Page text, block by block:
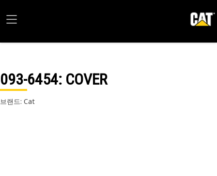
093-6454: COVER
브랜드: Cat